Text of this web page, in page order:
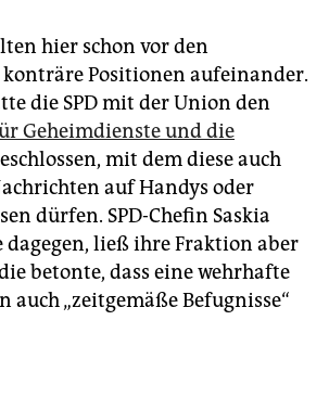
hier schon vor den
Positionen aufeinander.
die SPD mit der Union den
Geheimdienste und die
mit dem diese auch
auf Handys oder
dürfen. SPD-Chefin Saskia
dagegen, ließ ihre Fraktion aber
betonte, dass eine wehrhafte
auch „zeitgemäße Befugnisse“